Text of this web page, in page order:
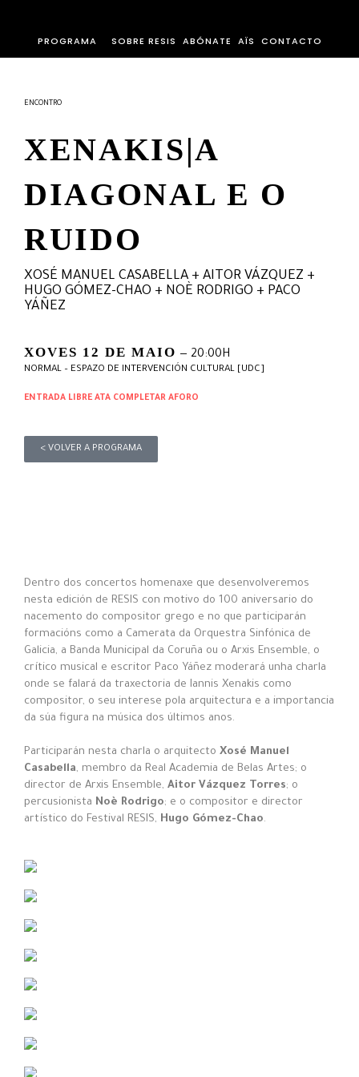
PROGRAMA SOBRE RESIS ABÓNATE AÏS CONTACTO
ENCONTRO
XENAKIS|A
DIAGONAL E O
RUIDO
XOSÉ MANUEL CASABELLA + AITOR VÁZQUEZ +
HUGO GÓMEZ-CHAO + NOÈ RODRIGO + PACO
YÁÑEZ
XOVES 12 DE MAIO — 20:00H
NORMAL – ESPAZO DE INTERVENCIÓN CULTURAL [UDC]
ENTRADA LIBRE ATA COMPLETAR AFORO
< VOLVER A PROGRAMA
Dentro dos concertos homenaxe que desenvolveremos
nesta edición de RESIS con motivo do 100 aniversario do
nacemento do compositor grego e no que participarán
formacións como a Camerata da Orquestra Sinfónica de
Galicia, a Banda Municipal da Coruña ou o Arxis Ensemble, o
crítico musical e escritor Paco Yáñez moderará unha charla
onde se falará da traxectoria de Iannis Xenakis como
compositor, o seu interese pola arquitectura e a importancia
da súa figura na música dos últimos anos.
Participarán nesta charla o arquitecto Xosé Manuel
Casabella, membro da Real Academia de Belas Artes; o
director de Arxis Ensemble, Aitor Vázquez Torres; o
percusionista Noè Rodrigo; e o compositor e director
artístico do Festival RESIS, Hugo Gómez-Chao.